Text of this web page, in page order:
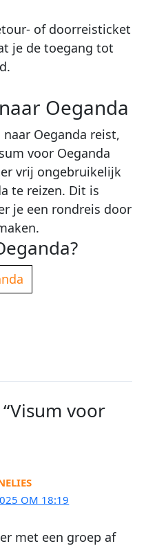
of doorreisticket
je de toegang tot
Oeganda
Oeganda reist,
voor Oeganda
vrij ongebruikelijk
te reizen. Dit is
je een rondreis door
voor
OM 18:19
met een groep af